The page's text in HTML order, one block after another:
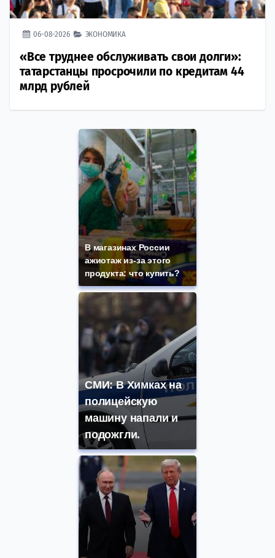
06-08-2026 ЭКОНОМИКА
«Все труднее обслуживать свои долги»:
татарстанцы просрочили по кредитам 44
млрд рублей
В магазинах России
ажиотаж из-за этого
продукта: что купить?
СМИ: В Химках на
полицейскую
машину напали и
подожгли.